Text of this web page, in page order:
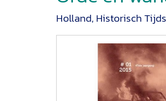
Holland, Historisch